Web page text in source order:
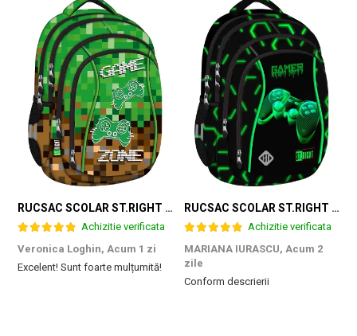
RUCSAC SCOLAR ST.RIGHT 4 COMPARTIMENTE BP-04 GAME ZONE 698187
Achizitie verificata
Veronica Loghin, Acum 1 zi
Excelent! Sunt foarte mulțumită!
RUCSAC SCOLAR ST.RIGHT 4 COMPARTIMENTE BP-04 GREEN LEVEL 301339
Achizitie verificata
MARIANA IURASCU, Acum 2
zile
Conform descrierii